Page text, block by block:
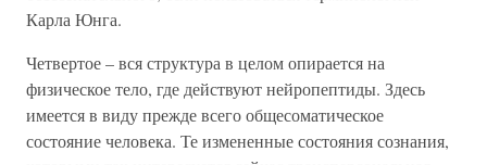
Карла Юнга.
Четвертое – вся структура в целом опирается на
физическое тело, где действуют нейропептиды. Здесь
имеется в виду прежде всего общесоматическое
состояние человека. Те измененные состояния сознания,